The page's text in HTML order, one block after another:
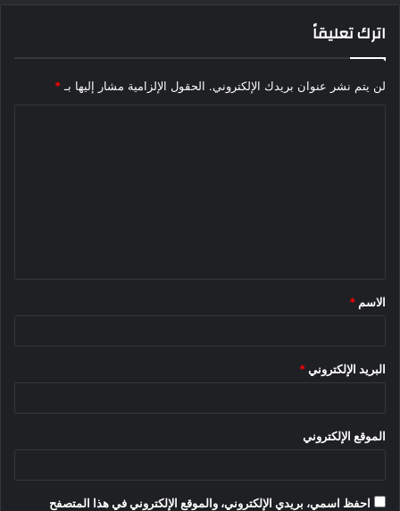
اترك تعليقاً
لن يتم نشر عنوان بريدك الإلكتروني. الحقول الإلزامية مشار إليها بـ *
*
الاسم *
البريد الإلكتروني *
الموقع الإلكتروني
احفظ اسمي، بريدي الإلكتروني، والموقع الإلكتروني في هذا المتصفح